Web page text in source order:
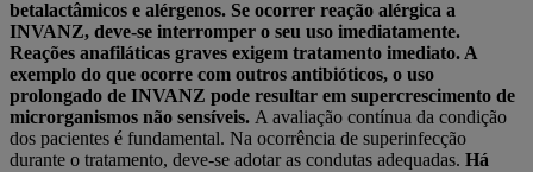
betalactâmicos e alérgenos. Se ocorrer reação alérgica a
INVANZ, deve-se interromper o seu uso imediatamente.
Reações anafiláticas graves exigem tratamento imediato. A
exemplo do que ocorre com outros antibióticos, o uso
prolongado de INVANZ pode resultar em supercrescimento de
microrganismos não sensíveis. A avaliação contínua da condição
dos pacientes é fundamental. Na ocorrência de superinfecção
durante o tratamento, deve-se adotar as condutas adequadas. Há